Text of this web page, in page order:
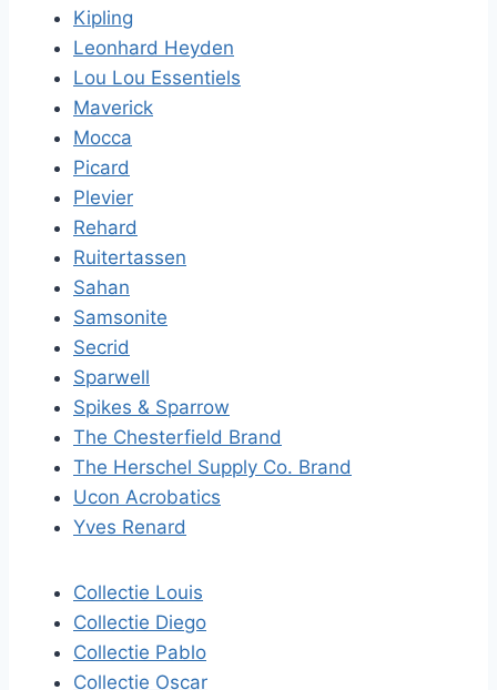
Kipling
Leonhard Heyden
Lou Lou Essentiels
Maverick
Mocca
Picard
Plevier
Rehard
Ruitertassen
Sahan
Samsonite
Secrid
Sparwell
Spikes & Sparrow
The Chesterfield Brand
The Herschel Supply Co. Brand
Ucon Acrobatics
Yves Renard
Collectie Louis
Collectie Diego
Collectie Pablo
Collectie Oscar